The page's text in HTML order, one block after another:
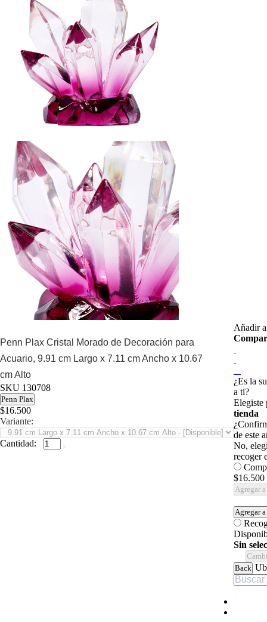
Penn Plax Cristal Morado de Decoración para
Acuario, 9.91 cm Largo x 7.11 cm Ancho x 10.67
cm Alto
SKU 130708
Penn Plax
$16.500
Variante:
Cantidad:
Añadir
¿Es la
a ti?
Elegiste
tienda
de este
No,
recoger
$16.500
Agregar
Agregar
Sin
Back